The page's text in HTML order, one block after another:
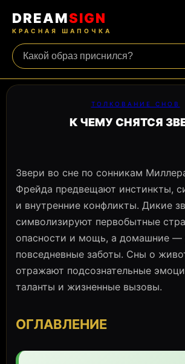
DREAMSIGN
КРАСНАЯ ШАПОЧКА
ТОЛКОВАНИЕ СНОВ
К ЧЕМУ СНЯТСЯ
Звери во сне по сонникам
Фрейда предвещают инстинкты,
и внутренние конфликты. Дикие
символизируют первобытные
опасности и мощь, а домашние —
повседневные заботы. Сны о
отражают подсознательные
таланты и жизненные вызовы.
ОГЛАВЛЕНИЕ